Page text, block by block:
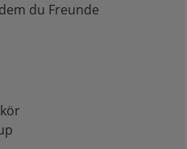
du Freunde